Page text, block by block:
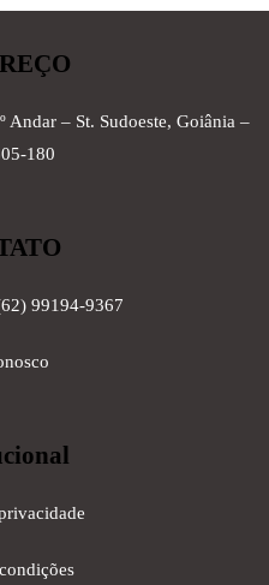
Andar – St. Sudoeste, Goiânia –
180
99194-9367